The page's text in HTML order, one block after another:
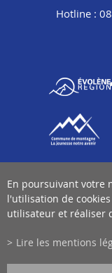
Hotline :
En poursuivant votre
l'utilisation de
utilisateur et réaliser
Lire les mentions